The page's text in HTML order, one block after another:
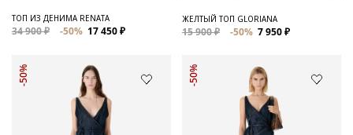
ТОП ИЗ ДЕНИМА RENATA
34 900 ₽ -50% 17 450 ₽
ЖЕЛТЫЙ ТОП GLORIANA
15 900 ₽ -50% 7 950 ₽
-50% -50%